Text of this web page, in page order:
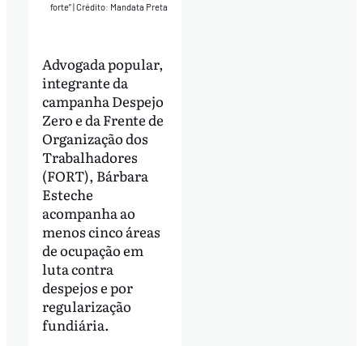
forte”|Crédito: Mandata Preta
Advogada popular,
integrante da
campanha Despejo
Zero e da Frente de
Organização dos
Trabalhadores
(FORT), Bárbara
Esteche
acompanha ao
menos cinco áreas
de ocupação em
luta contra
despejos e por
regularização
fundiária.